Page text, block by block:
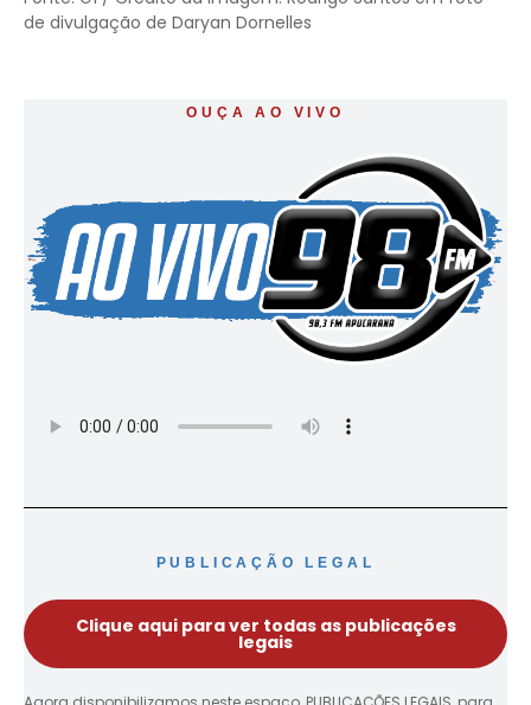
de divulgação de Daryan Dornelles
OUÇA AO VIVO
PUBLICAÇÃO LEGAL
Clique aqui para ver todas as publicações
legais